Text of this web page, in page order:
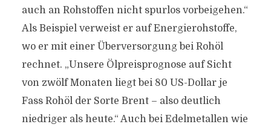
auch an Rohstoffen nicht spurlos vorbeigehen.“
Als Beispiel verweist er auf Energierohstoffe,
wo er mit einer Überversorgung bei Rohöl
rechnet. „Unsere Ölpreisprognose auf Sicht
von zwölf Monaten liegt bei 80 US-Dollar je
Fass Rohöl der Sorte Brent – also deutlich
niedriger als heute.“ Auch bei Edelmetallen wie